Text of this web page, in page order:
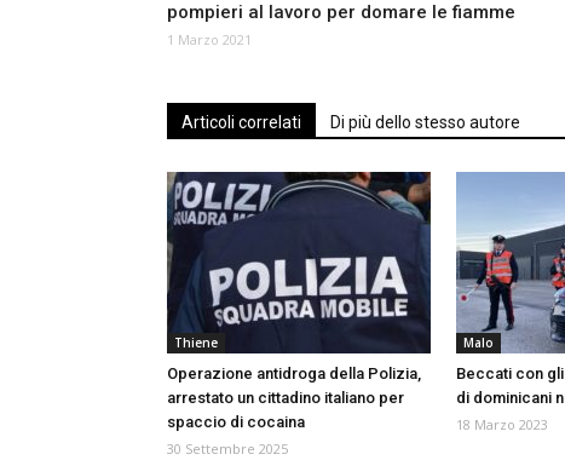
pompieri al lavoro per domare le fiamme
1 Marzo 2021
Articoli correlati Di più dello stesso autore
Thiene
Operazione antidroga della Polizia,
arrestato un cittadino italiano per
spaccio di cocaina
30 Settembre 2025
Malo
Beccati con
di dominicani
18 Marzo 2023